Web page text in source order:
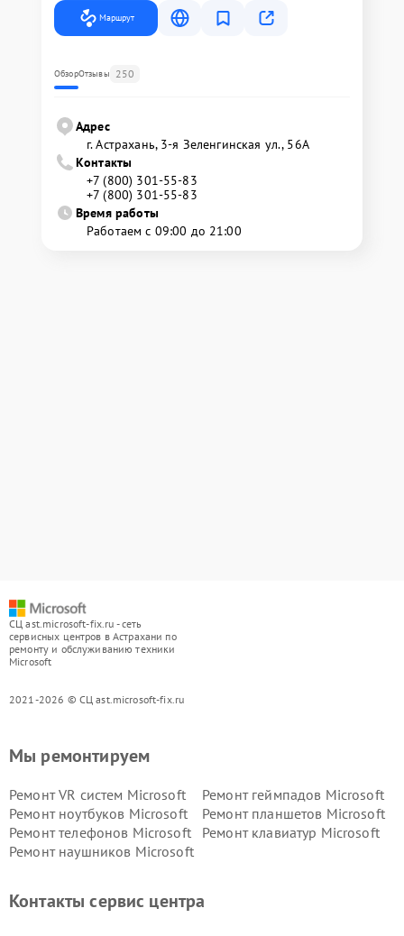
Маршрут
ОбзорОтзывы 250
Адрес
г. Астрахань, 3-я Зеленгинская ул., 56А
Контакты
+7 (800) 301-55-83
+7 (800) 301-55-83
Время работы
Работаем с 09:00 до 21:00
СЦ ast.microsoft-fix.ru - сеть
сервисных центров в Астрахани по
ремонту и обслуживанию техники
Microsoft
2021-2026 © СЦ ast.microsoft-fix.ru
Мы ремонтируем
Ремонт VR систем Microsoft
Ремонт геймпадов Microsoft
Ремонт ноутбуков Microsoft
Ремонт планшетов Microsoft
Ремонт телефонов Microsoft
Ремонт клавиатур Microsoft
Ремонт наушников Microsoft
Контакты сервис центра